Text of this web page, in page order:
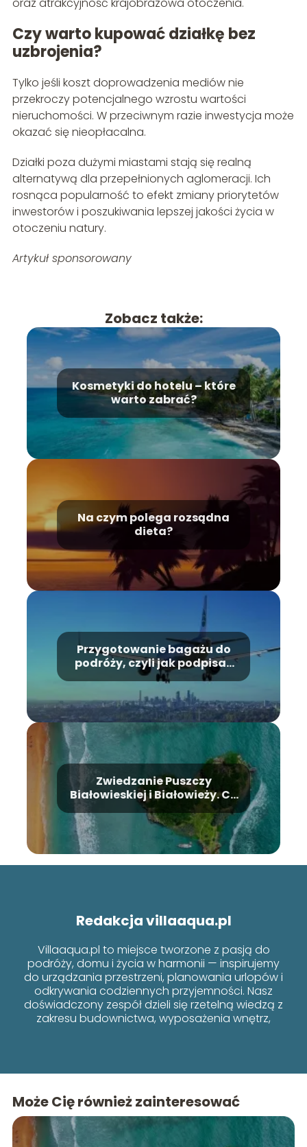
Czy warto kupować działkę bez
uzbrojenia?
Tylko jeśli koszt doprowadzenia mediów nie
przekroczy potencjalnego wzrostu wartości
nieruchomości. W przeciwnym razie inwestycja może
okazać się nieopłacalna.
Działki poza dużymi miastami stają się realną
alternatywą dla przepełnionych aglomeracji. Ich
rosnąca popularność to efekt zmiany priorytetów
inwestorów i poszukiwania lepszej jakości życia w
otoczeniu natury.
Artykuł sponsorowany
Zobacz także:
Kosmetyki do hotelu – które
warto zabrać?
Na czym polega rozsądna
dieta?
Przygotowanie bagażu do
podróży, czyli jak podpisać
bagaż do samolotu?
Zwiedzanie Puszczy
Białowieskiej i Białowieży. Co
warto zobaczyć?
Redakcja villaaqua.pl
Villaaqua.pl to miejsce tworzone z pasją do
podróży, domu i życia w harmonii — inspirujemy
do urządzania przestrzeni, planowania urlopów i
odkrywania codziennych przyjemności. Nasz
doświadczony zespół dzieli się rzetelną wiedzą z
zakresu budownictwa, wyposażenia wnętrz,
Może Cię również zainteresować